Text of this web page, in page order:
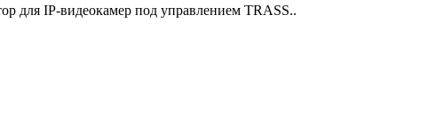
для IP-видеокамер под управлением TRASS..